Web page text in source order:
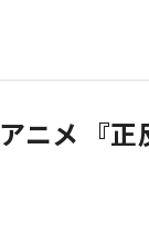
ニメ 『